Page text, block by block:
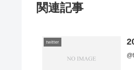
関連記事
twitter